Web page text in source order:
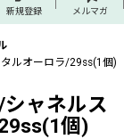
新規登録 メルマガ
ルオーロラ/29ss(1個)
ャネルス
個)